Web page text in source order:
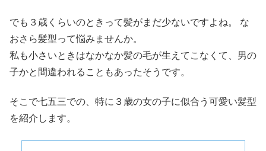
でも３歳くらいのときって髪がまだ少ないですよね。 な
おさら髪型って悩みませんか。
私も小さいときはなかなか髪の毛が生えてこなくて、男の
子かと間違われることもあったそうです。
そこで七五三での、特に３歳の女の子に似合う可愛い髪型
を紹介します。